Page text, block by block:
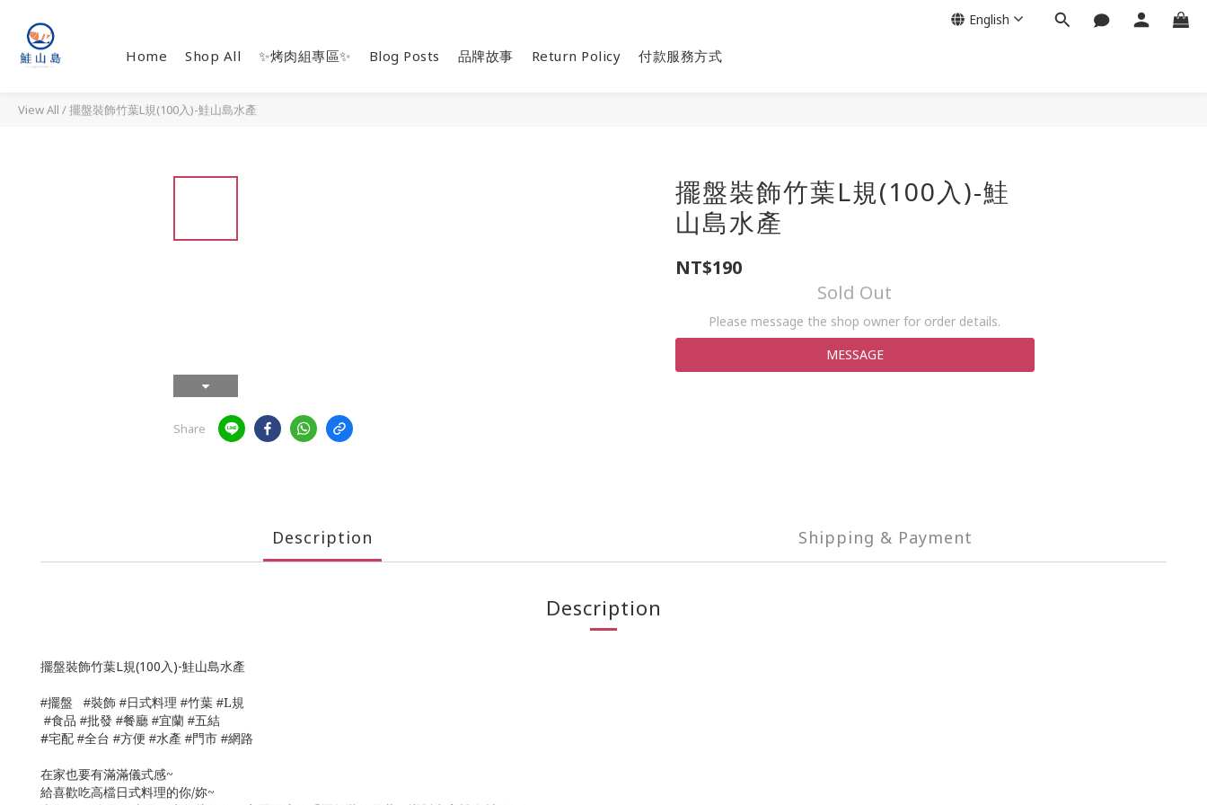
Home Shop All ✨烤肉組專區✨ Blog Posts 品牌故事 Return Policy 付款服務方式
English
View All /擺盤裝飾竹葉L規(100入)-鮭山島水產
Share
擺盤裝飾竹葉L規(100入)-鮭
山島水產
NT$190
Sold Out
Please message the shop owner for order details.
MESSAGE
Description Shipping & Payment
Description
擺盤裝飾竹葉L規(100入)-鮭山島水產
#擺盤 #裝飾 #日式料理 #竹葉 #L規
#食品 #批發 #餐廳 #宜蘭 #五結
#宅配 #全台 #方便 #水產 #門市 #網路
在家也要有滿滿儀式感~
給喜歡吃高檔日式料理的你/妳~